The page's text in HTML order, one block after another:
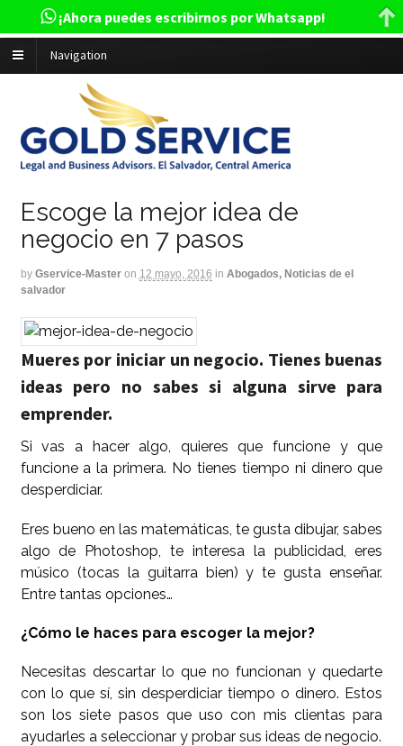
Navigation
Escoge la mejor idea de
negocio en 7 pasos
by Gservice-Master on 12 mayo, 2016 in Abogados, Noticias de el
salvador
Mueres por iniciar un negocio. Tienes buenas
ideas pero no sabes si alguna sirve para
emprender.
Si vas a hacer algo, quieres que funcione y que
funcione a la primera. No tienes tiempo ni dinero que
desperdiciar.
Eres bueno en las matemáticas, te gusta dibujar, sabes
algo de Photoshop, te interesa la publicidad, eres
músico (tocas la guitarra bien) y te gusta enseñar.
Entre tantas opciones…
¿Cómo le haces para escoger la mejor?
Necesitas descartar lo que no funcionan y quedarte
con lo que sí, sin desperdiciar tiempo o dinero. Estos
son los siete pasos que uso con mis clientas para
ayudarles a seleccionar y probar sus ideas de negocio.
¡Ahora puedes escribirnos por Whatsapp!